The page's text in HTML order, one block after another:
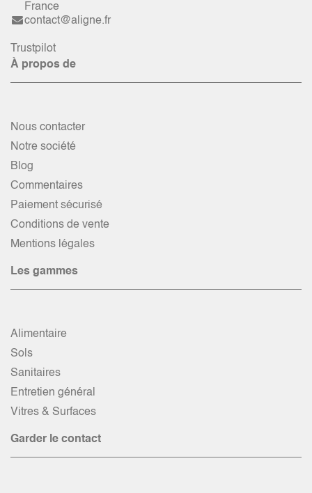
France
contact@aligne.fr
Trustpilot
À propos de
Nous contacter
Notre société
Blog
Commentaires
Paiement sécurisé
Conditions de vente
Mentions légales
Les gammes
Alimentaire
Sols
Sanitaires
Entretien général
Vitres & Surfaces
Garder le contact